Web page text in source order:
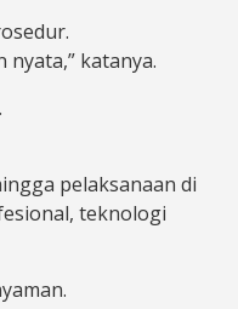
katanya.
pelaksanaan di
teknologi